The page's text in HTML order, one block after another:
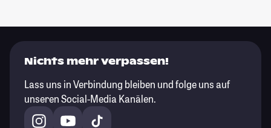
Nichts mehr verpassen!
Lass uns in Verbindung bleiben und folge uns auf
unseren Social-Media Kanälen.